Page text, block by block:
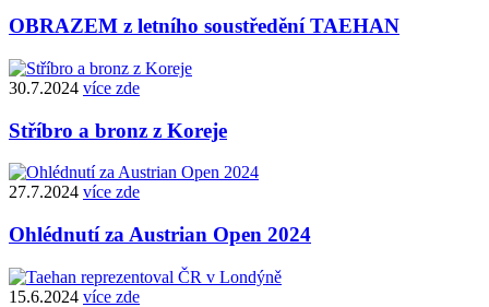
OBRAZEM z letního soustředění TAEHAN
30.7.2024 více zde
Stříbro a bronz z Koreje
27.7.2024 více zde
Ohlédnutí za Austrian Open 2024
15.6.2024 více zde